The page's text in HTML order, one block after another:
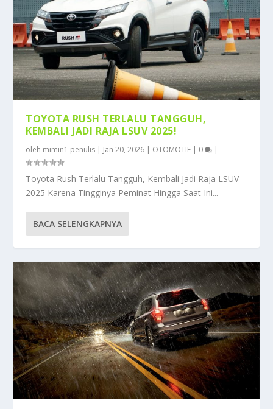
TOYOTA RUSH TERLALU TANGGUH,
KEMBALI JADI RAJA LSUV 2025!
oleh mimin1 penulis | Jan 20, 2026 | OTOMOTIF | 0 |
Toyota Rush Terlalu Tangguh, Kembali Jadi Raja LSUV
2025 Karena Tingginya Peminat Hingga Saat Ini...
BACA SELENGKAPNYA